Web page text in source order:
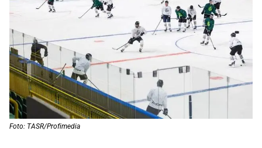
Foto: TASR/Profimedia